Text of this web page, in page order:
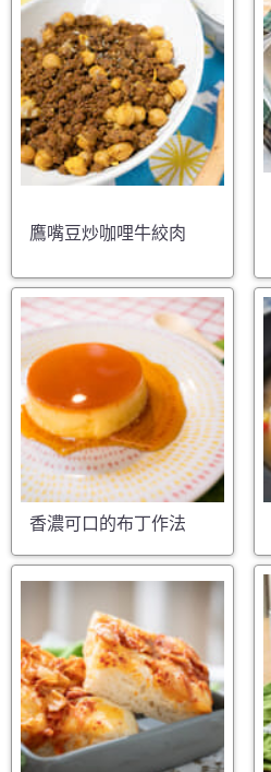
鷹嘴豆炒咖哩牛絞肉
香濃可口的布丁作法